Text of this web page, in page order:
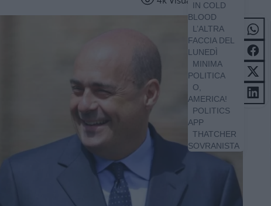
IN COLD
BLOOD
L’ALTRA
FACCIA DEL
LUNEDÌ
MINIMA
POLITICA
O,
AMERICA!
POLITICS
APP
THATCHER
SOVRANISTA